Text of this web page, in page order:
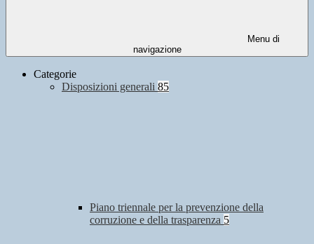
Menu di
navigazione
Categorie
Disposizioni generali 85
Piano triennale per la prevenzione della
corruzione e della trasparenza 5